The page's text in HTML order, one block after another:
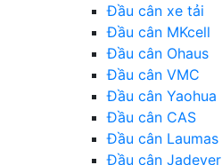
Đầu cân xe tải
Đầu cân MKcell
Đầu cân Ohaus
Đầu cân VMC
Đầu cân Yaohua
Đầu cân CAS
Đầu cân Laumas
Đầu cân Jadever